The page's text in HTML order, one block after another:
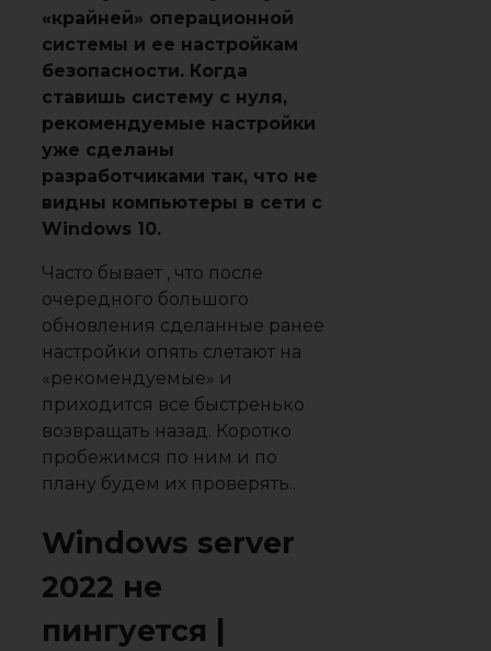
«крайней» операционной
системы и ее настройкам
безопасности. Когда
ставишь систему с нуля,
рекомендуемые настройки
уже сделаны
разработчиками так, что не
видны компьютеры в сети с
Windows 10.
Часто бывает , что после
очередного большого
обновления сделанные ранее
настройки опять слетают на
«рекомендуемые» и
приходится все быстренько
возвращать назад. Коротко
пробежимся по ним и по
плану будем их проверять..
Windows server
2022 не
пингуется |